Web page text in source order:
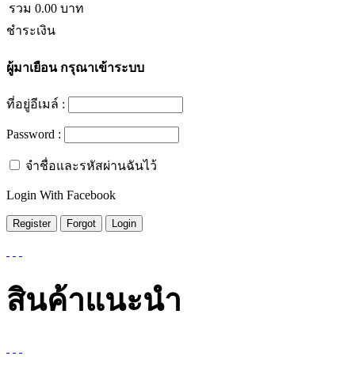
รวม 0.00 บาท
ชำระเงิน
ผู้มาเยือนกรุณาเข้าระบบ
ที่อยู่อีเมล์ :
Password :
จำชื่อและรหัสผ่านฉันไว้
Login With Facebook
สินค้าแนะนำ